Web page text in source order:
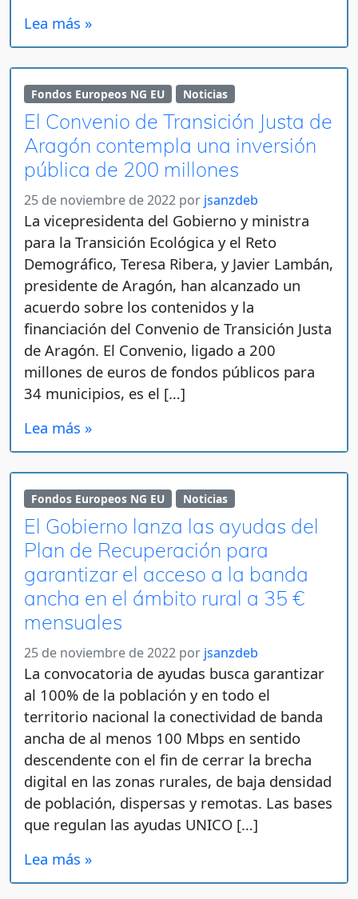
Lea más »
Fondos Europeos NG EU Noticias
El Convenio de Transición Justa de
Aragón contempla una inversión
pública de 200 millones
25 de noviembre de 2022 por jsanzdeb
La vicepresidenta del Gobierno y ministra
para la Transición Ecológica y el Reto
Demográfico, Teresa Ribera, y Javier Lambán,
presidente de Aragón, han alcanzado un
acuerdo sobre los contenidos y la
financiación del Convenio de Transición Justa
de Aragón. El Convenio, ligado a 200
millones de euros de fondos públicos para
34 municipios, es el […]
Lea más »
Fondos Europeos NG EU Noticias
El Gobierno lanza las ayudas del
Plan de Recuperación para
garantizar el acceso a la banda
ancha en el ámbito rural a 35 €
mensuales
25 de noviembre de 2022 por jsanzdeb
La convocatoria de ayudas busca garantizar
al 100% de la población y en todo el
territorio nacional la conectividad de banda
ancha de al menos 100 Mbps en sentido
descendente con el fin de cerrar la brecha
digital en las zonas rurales, de baja densidad
de población, dispersas y remotas. Las bases
que regulan las ayudas UNICO […]
Lea más »